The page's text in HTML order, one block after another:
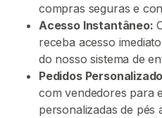
compras seguras e
Acesso Instantâneo:
receba acesso
do nosso sistema de
Pedidos
com vendedores para
personalizadas de pés
C